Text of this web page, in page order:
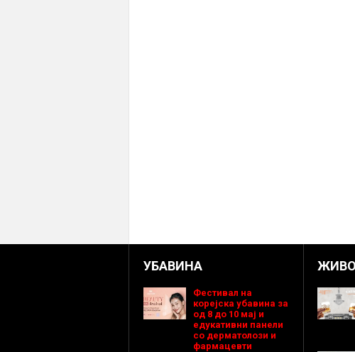
УБАВИНА
Фестивал на
корејска убавина за
од 8 до 10 мај и
едукативни панели
со дерматолози и
фармацевти